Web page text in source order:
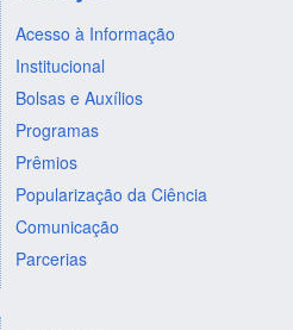
Acesso à Informação
Institucional
Bolsas e Auxílios
Programas
Prêmios
Popularização da Ciência
Comunicação
Parcerias